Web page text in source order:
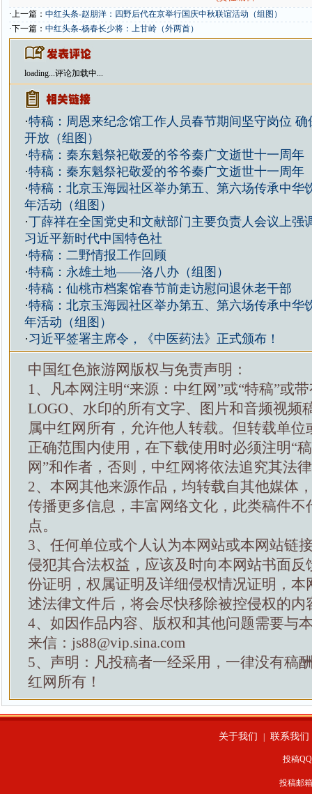
·上一篇： 中红头条-赵朋洋：四野后代在京举行国庆中秋联谊活动（组图）
·下一篇： 中红头条-杨春长少将：上甘岭（外两首）
loading...评论加载中...
·特稿：周恩来纪念馆工作人员春节期间坚守岗位 确
开放（组图）
·特稿：秦东魁祭祀敬爱的爷爷秦广文逝世十一周年
·特稿：秦东魁祭祀敬爱的爷爷秦广文逝世十一周年
·特稿：北京玉海园社区举办第五、第六场传承中华
年活动（组图）
·丁薛祥在全国党史和文献部门主要负责人会议上强
习近平新时代中国特色社
·特稿：二野情报工作回顾
·特稿：永雄土地——洛八办（组图）
·特稿：仙桃市档案馆春节前走访慰问退休老干部
·特稿：北京玉海园社区举办第五、第六场传承中华
年活动（组图）
·习近平签署主席令，《中医药法》正式颁布！
中国红色旅游网版权与免责声明：
1、凡本网注明“来源：中红网”或“特稿”或
LOGO、水印的所有文字、图片和音频视频
属中红网所有，允许他人转载。但转载单位
正确范围内使用，在下载使用时必须注明“
网”和作者，否则，中红网将依法追究其法
2、本网其他来源作品，均转载自其他媒体
传播更多信息，丰富网络文化，此类稿件不
点。
3、任何单位或个人认为本网站或本网站链
侵犯其合法权益，应该及时向本网站书面反
份证明，权属证明及详细侵权情况证明，本
述法律文件后，将会尽快移除被控侵权的内
4、如因作品内容、版权和其他问题需要与
来信：js88@vip.sina.com
5、声明：凡投稿者一经采用，一律没有稿
红网所有！
关于我们 联系我们
投稿
投稿邮